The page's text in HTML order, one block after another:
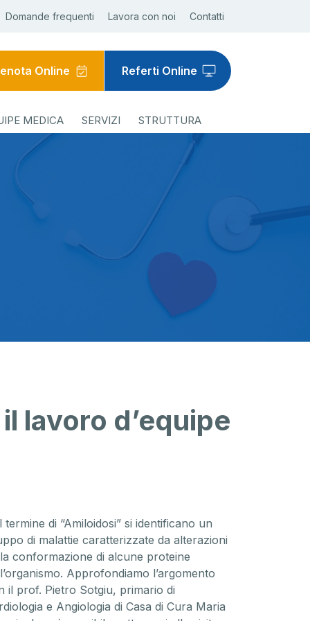
Domande frequenti Lavora con noi Contatti
Online Referti Online
MEDICA SERVIZI STRUTTURA
lavoro d’equipe
termine di “Amiloidosi” si identificano un
di malattie caratterizzate da alterazioni
conformazione di alcune proteine
Approfondiamo l’argomento
il prof. Pietro Sotgiu, primario di
e Angiologia di Casa di Cura Maria